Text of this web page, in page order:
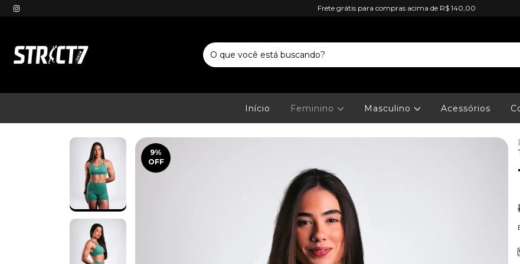
Frete grátis para compras acima de R$ 140,00
Início Feminino Masculino Acessórios
9%
OFF